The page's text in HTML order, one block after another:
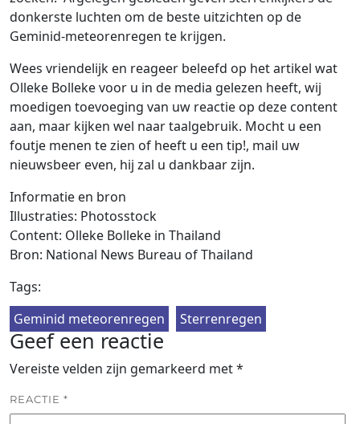
donkerste luchten om de beste uitzichten op de
Geminid-meteorenregen te krijgen.
Wees vriendelijk en reageer beleefd op het artikel wat
Olleke Bolleke voor u in de media gelezen heeft, wij
moedigen toevoeging van uw reactie op deze content
aan, maar kijken wel naar taalgebruik. Mocht u een
foutje menen te zien of heeft u een tip!, mail uw
nieuwsbeer even, hij zal u dankbaar zijn.
Informatie en bron
Illustraties: Photosstock
Content: Olleke Bolleke in Thailand
Bron: National News Bureau of Thailand
Tags:
Geminid meteorenregen
Sterrenregen
Geef een reactie
Vereiste velden zijn gemarkeerd met*
REACTIE *